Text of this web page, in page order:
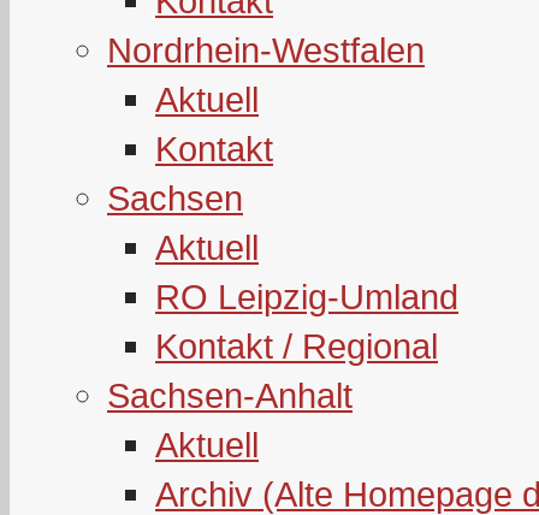
Nordrhein-Westfalen
Aktuell
Kontakt
Sachsen
Aktuell
RO Leipzig-Umland
Kontakt / Regional
Sachsen-Anhalt
Aktuell
Archiv (Alte Homepage